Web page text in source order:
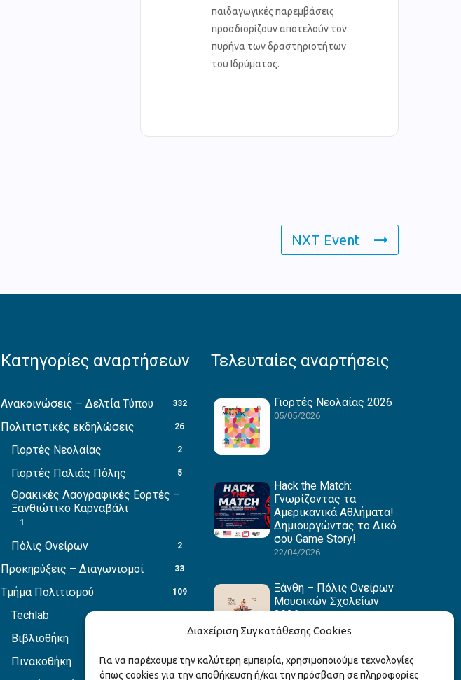
Διαχείριση Συγκατάθεσης Cookies
Για να παρέχουμε την καλύτερη εμπειρία, χρησιμοποιούμε τεχνολογίες
όπως cookies για την αποθήκευση ή/και την πρόσβαση σε πληροφορίες
παιδαγωγικές παρεμβάσεις
προσδιορίζουν αποτελούν τον
πυρήνα των δραστηριοτήτων
του Ιδρύματος.
NXT Event
Κατηγορίες αναρτήσεων
Ανακοινώσεις – Δελτία Τύπου 332
Πολιτιστικές εκδηλώσεις 26
Γιορτές Νεολαίας 2
Γιορτές Παλιάς Πόλης 5
Θρακικές Λαογραφικές Εορτές –
Ξανθιώτικο Καρναβάλι
1
Πόλις Ονείρων 2
Προκηρύξεις – Διαγωνισμοί 33
Τμήμα Πολιτισμού 109
Techlab
Βιβλιοθήκη
Πινακοθήκη 1
Τελευταίες αναρτήσεις
Γιορτές Νεολαίας 2026
05/05/2026
Hack the Match:
Γνωρίζοντας τα
Αμερικανικά Αθλήματα!
Δημιουργώντας το Δικό
σου Game Story!
22/04/2026
Ξάνθη – Πόλις Ονείρων
Μουσικών Σχολείων
2026
15/04/2026